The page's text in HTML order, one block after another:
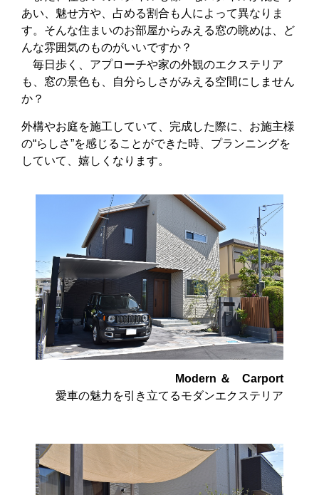
あい、魅せ方や、占める割合も人によって異なりま
す。そんな住まいのお部屋からみえる窓の眺めは、ど
んな雰囲気のものがいいですか？
毎日歩く、アプローチや家の外観のエクステリア
も、窓の景色も、自分らしさがみえる空間にしません
か？
外構やお庭を施工していて、完成した際に、お施主様
の“らしさ”を感じることができた時、プランニングを
していて、嬉しくなります。
Modern ＆ Carport
愛車の魅力を引き立てるモダンエクステリア